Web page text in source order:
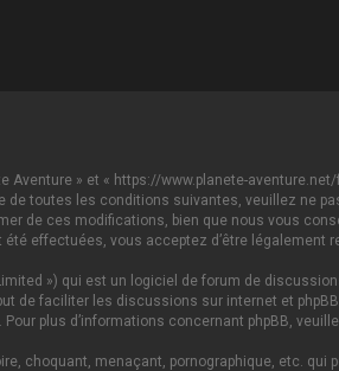
Aventure » et « https://www.planete-
toutes les conditions suivantes, veuillez ne
de ces modifications, bien que nous vous
effectuées, vous acceptez d’être légalement
») qui est un logiciel de forum de
de faciliter les discussions sur internet et
plus d’informations concernant phpBB,
choquant, menaçant, pornographique, etc. qui